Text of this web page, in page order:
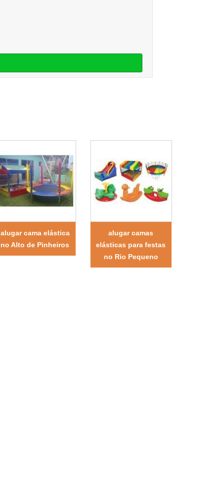
alugar cama elástica
no Alto de Pinheiros
alugar camas
elásticas para festas
no Rio Pequeno